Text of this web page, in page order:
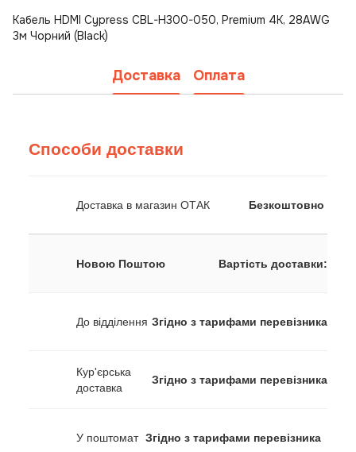
Кабель HDMI Cypress CBL-H300-050, Premium 4K, 28AWG
3м Чорний (Black)
Доставка Оплата
Способи доставки
Доставка в магазин ОТАК Безкоштовно
Новою Поштою Вартість доставки:
До відділення Згідно з тарифами перевізника
Кур'єрська
доставка
Згідно з тарифами перевізника
У поштомат Згідно з тарифами перевізника